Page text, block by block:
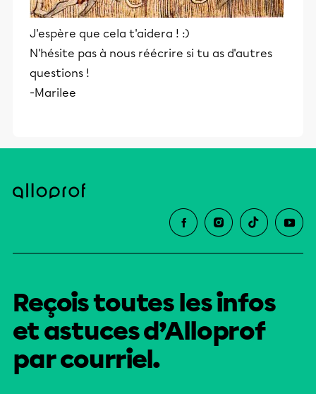
J'espère que cela t'aidera ! :)
N'hésite pas à nous réécrire si tu as d'autres
questions !
-Marilee
Reçois toutes les infos
et astuces d’Alloprof
par courriel.